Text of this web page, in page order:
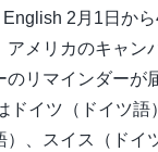
English 2月1日か
アメリカのキャン
リマインダーが
ドイツ（ドイツ語
）、スイス（ドイ